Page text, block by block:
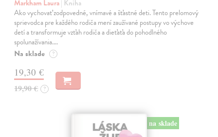
Markham Laura| Kniha
Ako vychovať zodpovedné, vnímavé a šťastné deti. Tento prelomový
sprievodca pre každého rodiča mení zaužívané postupy vo výchove
detí a transformuje vzťah rodiča a dieťaťa do pohodlného
spolunažívania.…
Na sklade ?
19,30 €
19,90 € ?
na sklade